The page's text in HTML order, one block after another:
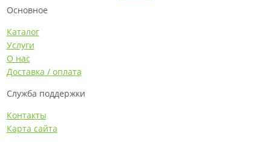
Основное
Каталог
Услуги
О нас
Доставка / оплата
Служба поддержки
Контакты
Карта сайта